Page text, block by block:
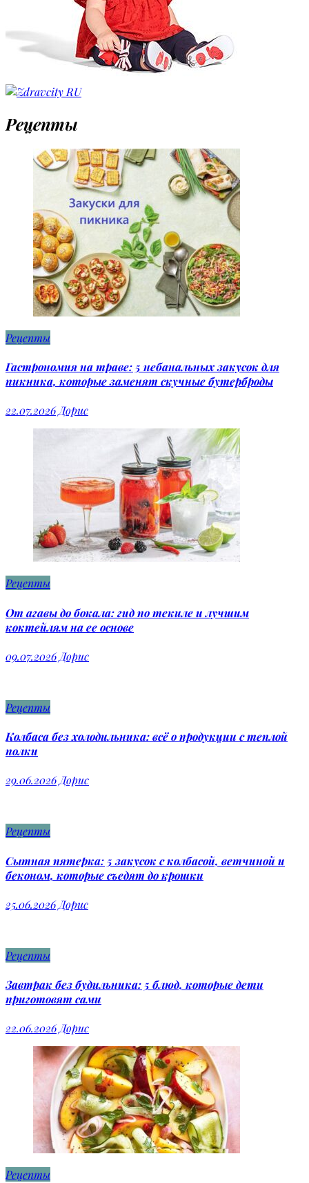
Рецепты
Рецепты
Гастрономия на траве: 5 небанальных закусок для
пикника, которые заменят скучные бутерброды
22.07.2026Дорис
Рецепты
От агавы до бокала: гид по текиле и лучшим
коктейлям на ее основе
09.07.2026 Дорис
Рецепты
Колбаса без холодильника: всё о продукции с теплой
полки
29.06.2026Дорис
Рецепты
Сытная пятерка: 5 закусок с колбасой, ветчиной и
беконом, которые съедят до крошки
25.06.2026 Дорис
Рецепты
Завтрак без будильника: 5 блюд, которые дети
приготовят сами
22.06.2026Дорис
Рецепты